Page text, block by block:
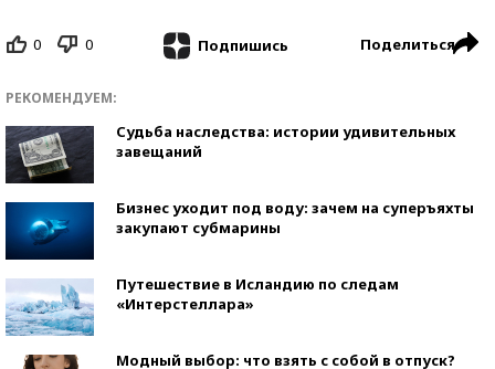
0 0 Подпишись Поделиться
РЕКОМЕНДУЕМ:
Судьба наследства: истории удивительных
завещаний
Бизнес уходит под воду: зачем на суперъяхты
закупают субмарины
Путешествие в Исландию по следам
«Интерстеллара»
Модный выбор: что взять с собой в отпуск?